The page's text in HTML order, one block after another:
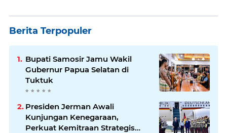
Berita Terpopuler
Bupati Samosir Jamu Wakil
Gubernur Papua Selatan di
Tuktuk
Presiden Jerman Awali
Kunjungan Kenegaraan,
Perkuat Kemitraan Strategis